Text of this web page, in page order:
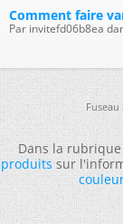
Comment faire
Par invitefd06b8ea
Dans la rubrique
produitssur